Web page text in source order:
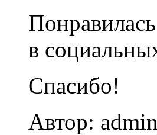
в
Спасибо!
Автор: